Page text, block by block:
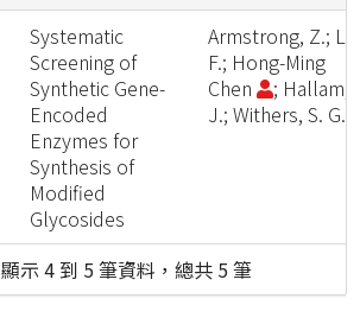
Systematic
Screening of
Synthetic Gene-
Encoded
Enzymes for
Synthesis of
Modified
Glycosides
Armstrong, Z.;
F.; Hong-Ming
Chen
; Hallam,
J.; Withers, S. G.
顯示 4 到 5 筆資料，總共 5 筆